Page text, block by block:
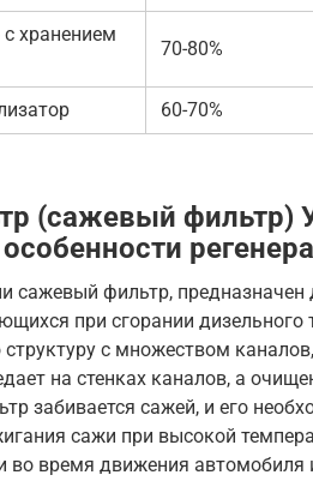
хранением
70-80%
60-70%
(сажевый фильтр)
сажевый фильтр,
при сгорании дизельного
с множеством
на стенках каналов, а
забивается сажей, и его
сажи при высокой
во время движения